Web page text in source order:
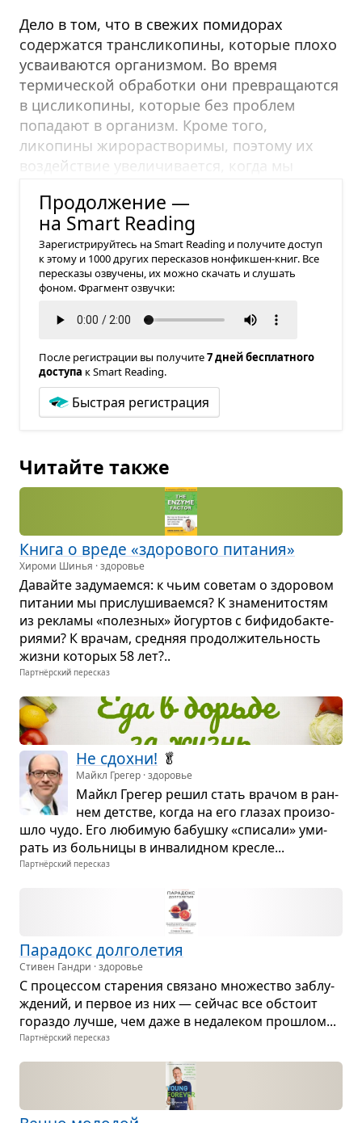
Дело в том, что в свежих помидорах
содержатся трансликопины, которые плохо
усваиваются организмом. Во время
термической обработки они превращаются
в цисликопины, которые без проблем
попадают в организм. Кроме того,
ликопины жирорастворимы, поэтому их
воздействие увеличивается, когда мы
Продолжение —
на Smart Reading
Зарегистрируйтесь на Smart Reading и получите доступ
к этому и 1000 других пересказов нонфикшен-книг. Все
пересказы озвучены, их можно скачать и слушать
фоном. Фрагмент озвучки:
После регистрации вы получите7 дней бесплатного
доступа к Smart Reading.
Быстрая регистрация
Читайте также
Книга о вреде «здо­ро­вого пита­ния»
Хироми Шинья · здоровье
Давайте заду­ма­емся: к чьим сове­там о здо­ро­вом
пита­нии мы при­слу­ши­ва­емся? К зна­ме­ни­то­стям
из рекламы «полез­ных» йогур­тов с бифи­до­бак­те­
ри­ями? К вра­чам, сред­няя про­дол­жи­тель­ность
жизни кото­рых 58 лет?..
Партнёрский пересказ
Не сдохни! 🥬
Майкл Грегер · здоровье
Майкл Гре­гер решил стать вра­чом в ран­
нем дет­стве, когда на его гла­зах про­изо­
шло чудо. Его люби­мую бабушку «спи­сали» уми­
рать из боль­ницы в инва­лид­ном кре­сле...
Партнёрский пересказ
Пара­докс дол­го­ле­тия
Стивен Гандри · здоровье
С про­цес­сом ста­ре­ния свя­зано мно­же­ство заблу­
жде­ний, и пер­вое из них — сейчас все обстоит
гораздо лучше, чем даже в неда­ле­ком про­шлом...
Партнёрский пересказ